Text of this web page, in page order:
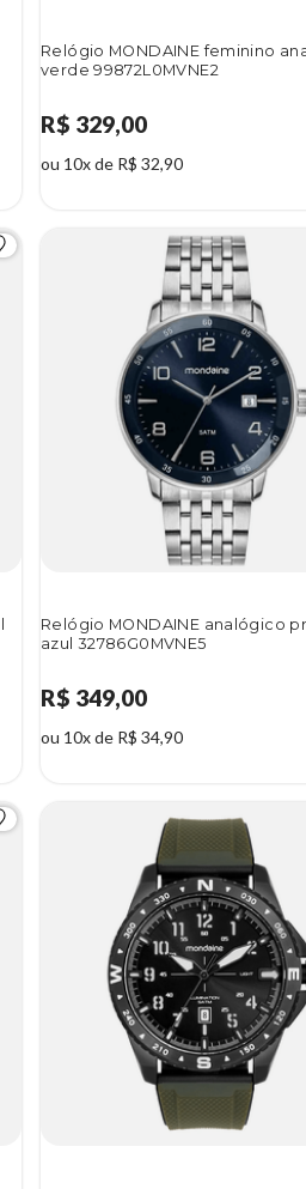
Relógio MONDAINE feminino
verde 99872L0MVNE2
R$ 329,00
ou 10x de R$ 32,90
Relógio MONDAINE analógico
azul 32786G0MVNE5
R$ 349,00
ou 10x de R$ 34,90